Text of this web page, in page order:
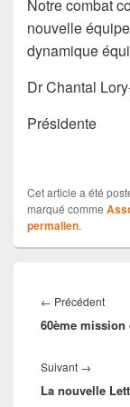
Notre combat
nouvelle
dynamique
Dr Chantal
Présidente
Cet article a été
marqué comme
permalien.
de
l’article
← PrécédentArticle
60ème mission
Suivant →
La nouvelle